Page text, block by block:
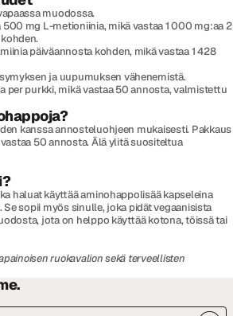
muodossa.
mg L-metioniinia, mikä vastaa 1 000 mg:aa 2
päiväannosta kohden, mikä vastaa 1 428
ja uupumuksen vähenemistä.
per purkki, mikä vastaa 50 annosta, valmistettu
kanssa annosteluohjeen mukaisesti. Pakkaus
50 annosta. Älä ylitä suositeltua
haluat käyttää aminohappolisää kapseleina
sopii myös sinulle, joka pidät vegaanisista
jota on helppo käyttää kotona, töissä tai
ruokavalion sekä terveellisten